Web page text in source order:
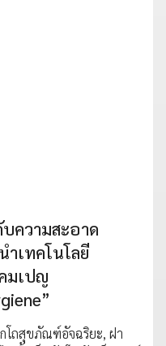
ความสะอาด
เทคโนโลยี
มเปญ
โถสุขภัณฑ์อัจฉริยะ, ฝา